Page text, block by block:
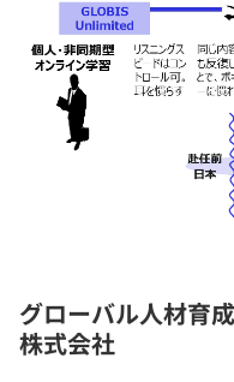
グローバル人材育
株式会社